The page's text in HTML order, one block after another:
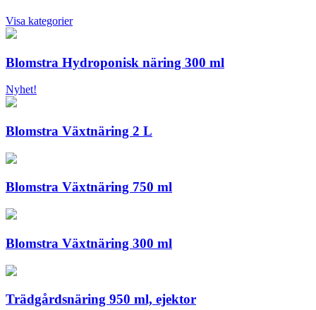
Visa kategorier
Blomstra Hydroponisk näring 300 ml
Nyhet!
Blomstra Växtnäring 2 L
Blomstra Växtnäring 750 ml
Blomstra Växtnäring 300 ml
Trädgårdsnäring 950 ml, ejektor